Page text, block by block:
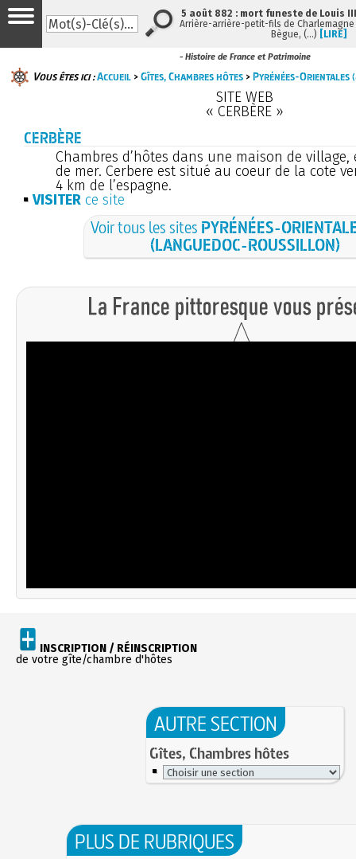
- Histoire de France et Patrimoine
Vous êtes ici :Accueil >Gîtes, Chambres hôtes >Pyrénées-Orientales
SITE WEB
« CERBÈRE »
CERBÈRE
Chambres d’hôtes dans une maison de village,
de mer. Cerbere est situé au coeur de la cote
4 km de l’espagne.
VISITER ce site
Voir tous les sites PYRÉNÉES-
(LANGUEDOC-ROUSSILLON)
INSCRIPTION / RÉINSCRIPTION
de votre gîte/chambre d'hôtes
AUTRE SECTION
Gîtes, Chambres hôtes
PLUS DE RUBRIQUES
5 août 882 : mort funeste de Louis
Arrière-arrière-petit-fils de
Bègue, (…) [LIRE]